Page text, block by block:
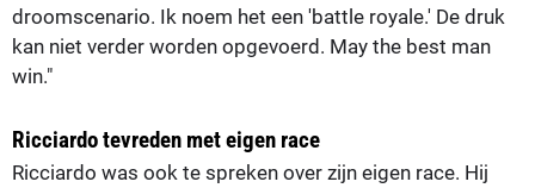
droomscenario. Ik noem het een 'battle royale.' De druk
kan niet verder worden opgevoerd. May the best man
win."
Ricciardo tevreden met eigen race
Ricciardo was ook te spreken over zijn eigen race. Hij